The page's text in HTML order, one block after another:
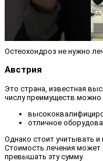
Остеохондроз не нужно
Австрия
Это страна, известная
числу преимуществ можно
отличное
Однако стоит учитывать
Стоимость лечения может
превышать эту сумму.